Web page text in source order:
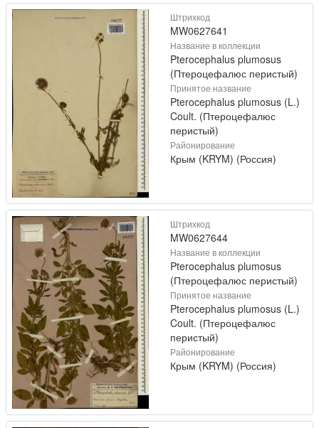
Штрихкод
MW0627641
Название в коллекции
Pterocephalus plumosus
(Птероцефалюс перистый)
Принятое название
Pterocephalus plumosus (L.)
Coult. (Птероцефалюс
перистый)
Районирование
Крым (KRYM) (Россия)
Штрихкод
MW0627644
Название в коллекции
Pterocephalus plumosus
(Птероцефалюс перистый)
Принятое название
Pterocephalus plumosus (L.)
Coult. (Птероцефалюс
перистый)
Районирование
Крым (KRYM) (Россия)